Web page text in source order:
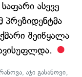
ასევე
შეიწყალა
, აჯი გასანოვი,